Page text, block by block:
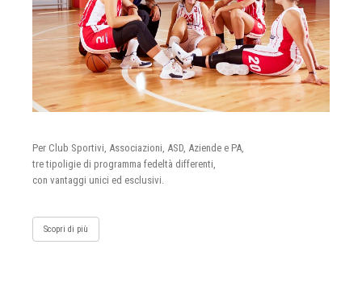
Per Club Sportivi, Associazioni, ASD, Aziende e PA,
tre tipoligie di programma fedeltà differenti,
con vantaggi unici ed esclusivi.
Scopri di più